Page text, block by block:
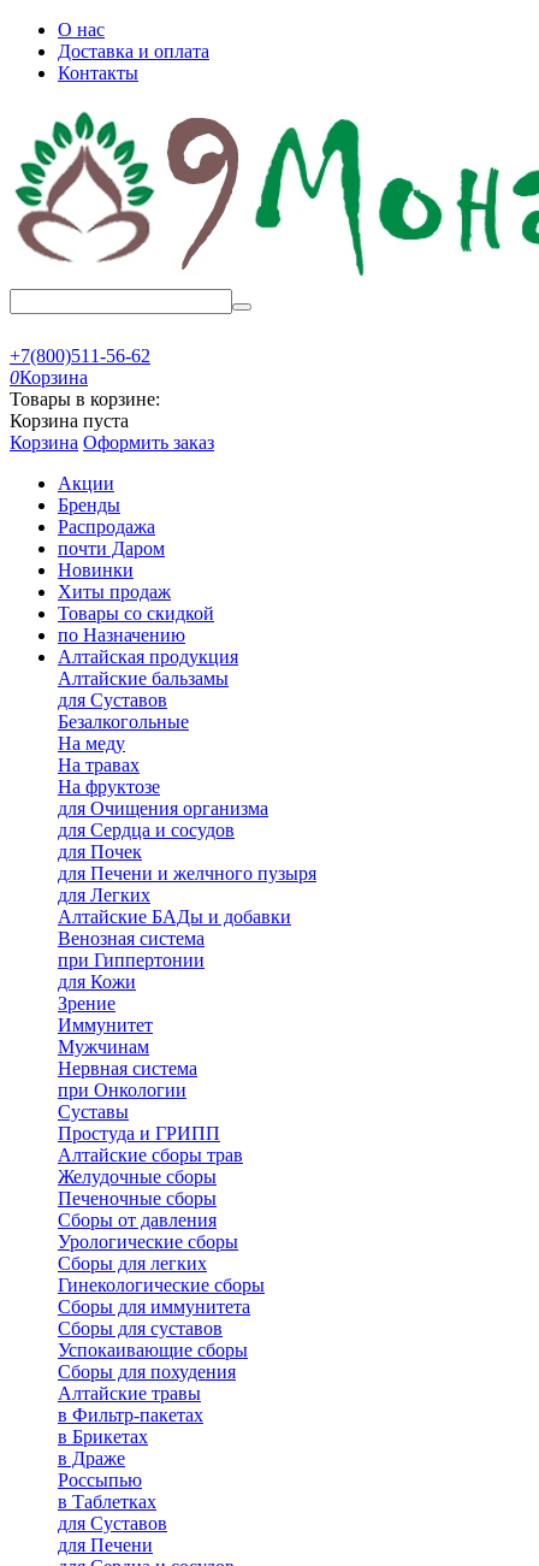
О нас
Доставка и оплата
Контакты
+7(800)511-56-62
0Корзина
Товары в корзине:
Корзина пуста
Корзина Оформить заказ
Акции
Бренды
Распродажа
почти Даром
Новинки
Хиты продаж
Товары со скидкой
по Назначению
Алтайская продукция
Алтайские бальзамы
для Суставов
Безалкогольные
На меду
На травах
На фруктозе
для Очищения организма
для Сердца и сосудов
для Почек
для Печени и желчного пузыря
для Легких
Алтайские БАДы и добавки
Венозная система
при Гиппертонии
для Кожи
Зрение
Иммунитет
Мужчинам
Нервная система
при Онкологии
Суставы
Простуда и ГРИПП
Алтайские сборы трав
Желудочные сборы
Печеночные сборы
Сборы от давления
Урологические сборы
Сборы для легких
Гинекологические сборы
Сборы для иммунитета
Сборы для суставов
Успокаивающие сборы
Сборы для похудения
Алтайские травы
в Фильтр-пакетах
в Брикетах
в Драже
Россыпью
в Таблетках
для Cуставов
для Печени